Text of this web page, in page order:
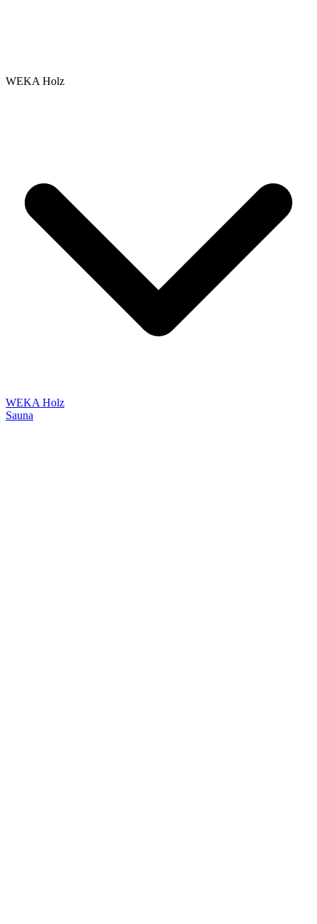
WEKA Holz
WEKA Holz
Sauna